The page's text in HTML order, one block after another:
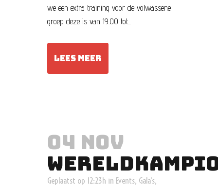
we een extra training voor de volwassene
groep deze is van 19.00 tot...
LEES MEER
04 NOV
Geplaatst op 12:23h in Events, Gala's,